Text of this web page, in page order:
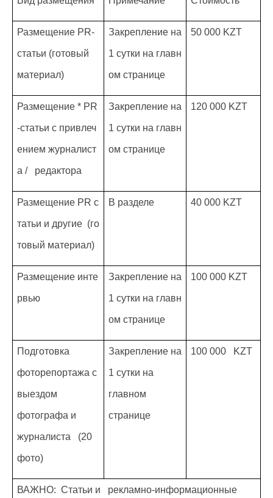
Размещение PR-
статьи (готовый
материал)
Закрепление на
1 сутки на главн
ом странице
50 000 KZT
Размещение * PR
-статьи с привлеч
ением журналист
а / редактора
Закрепление на
1 сутки на главн
ом странице
120 000 KZT
Размещение PR с
татьи и другие (го
товый материал)
В разделе 40 000 KZT
Размещение инте
рвью
Закрепление на
1 сутки на главн
ом странице
100 000 KZT
Подготовка
фоторепортажа с
выездом
фотографа и
журналиста (20
фото)
Закрепление на
1 сутки на
главном
странице
100 000 KZT
ВАЖНО: Статьи и рекламно-информационные